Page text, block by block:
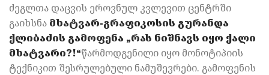
ძეგლთა დაცვის ეროვნულ კვლევით ცენტრში
გაიხსნა მხატვარ-გრაფიკოსის გურანდა
ქლიბაძის გამოფენა „რას ნიშნავს იყო ქალი
მხატვარი?!“წარმოდგენილი იყო მონოტიპიის
ტექნიკით შესრულებული ნამუშევრები. გამოფენის